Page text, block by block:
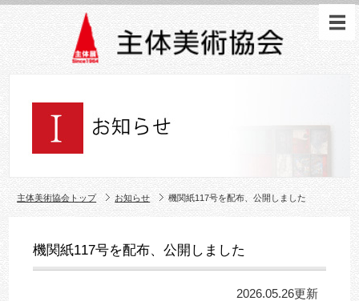
主体美術協会トップ お知らせ 機関紙117号を配布、公開しました
機関紙117号を配布、公開しました
2026.05.26更新